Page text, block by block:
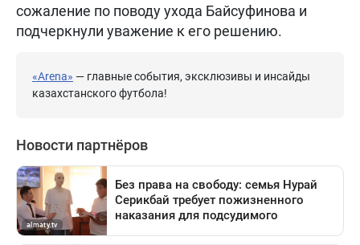
сожаление по поводу ухода Байсуфинова и
подчеркнули уважение к его решению.
«Arena» — главные события, эксклюзивы и инсайды
казахстанского футбола!